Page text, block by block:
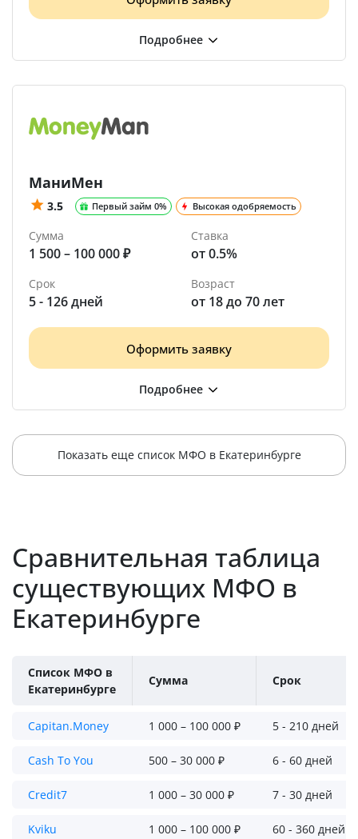
МаниМен
3.5 Первый займ 0% Высокая одобряемость
Сумма
1 500 – 100 000 ₽
Ставка
от 0.5%
Срок
5 - 126 дней
Возраст
от 18 до 70 лет
Оформить заявку
Показать еще список МФО в Екатеринбурге
Сравнительная таблица
существующих МФО в
Екатеринбурге
Список МФО в
Екатеринбурге
Сумма Срок
Capitan.Money 1 000 – 100 000 ₽ 5 - 210 дней
Cash To You 500 – 30 000 ₽ 6 - 60 дней
Credit7 1 000 – 30 000 ₽ 7 - 30 дней
Kviku 1 000 – 100 000 ₽ 60 - 360 дней